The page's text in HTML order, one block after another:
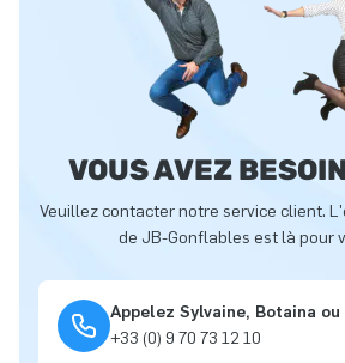
VOUS AVEZ
Veuillez contacter notre service client.
de JB-Gonflables est là pour
Appelez Sylvaine, Botaina
+33 (0) 9 70 73 12 10